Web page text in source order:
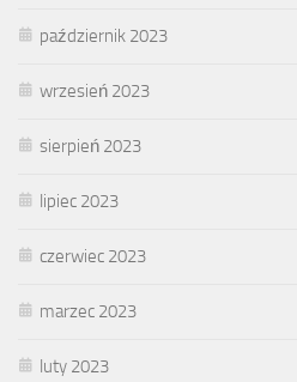
październik 2023
wrzesień 2023
sierpień 2023
lipiec 2023
czerwiec 2023
marzec 2023
luty 2023